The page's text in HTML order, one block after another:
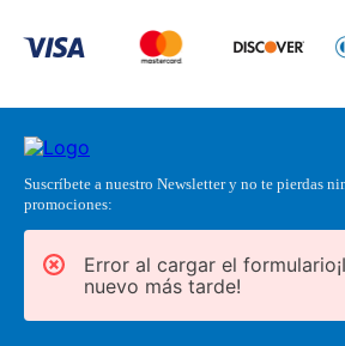
Suscríbete a nuestro Newsletter y no te pierdas
promociones:
Error al cargar el
nuevo más tarde!